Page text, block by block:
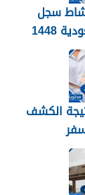
سجل
1448
الكشف